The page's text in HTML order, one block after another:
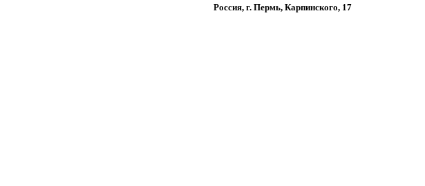
Россия, г. Пермь, Карпинского, 17